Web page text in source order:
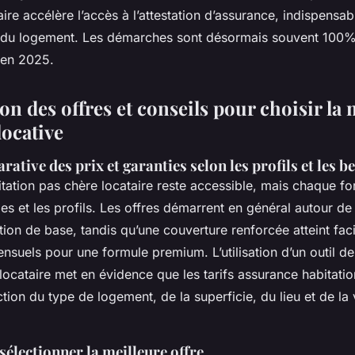
accélère l’accès à l’attestation d’assurance,
logement. Les démarches sont désormais souvent
2025.
des offres et conseils pour choisir la
des prix et garanties selon les profils et les
pas chère locataire reste accessible, mais chaque
et les profils. Les offres démarrent en général autour
de base, tandis qu’une couverture renforcée atteint
pour une formule premium. L’utilisation d’un outil
met en évidence que les tarifs assurance
du type de logement, de la superficie, du lieu et de la